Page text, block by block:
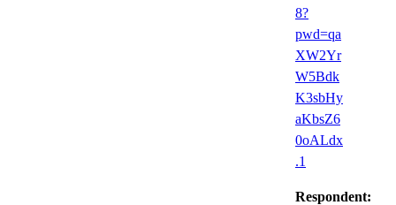
8?
pwd=qa
XW2Yr
W5Bdk
K3sbHy
aKbsZ6
0oALdx
.1
Respondent: